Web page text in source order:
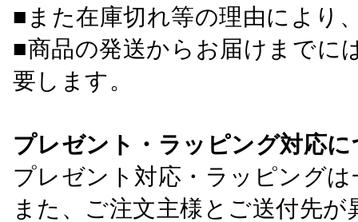
■また在庫切れ等の理由により
■商品の発送からお届けまでに
要します。
プレゼント・ラッピング対応
プレゼント対応・ラッピング
また、ご注文主様とご送付先